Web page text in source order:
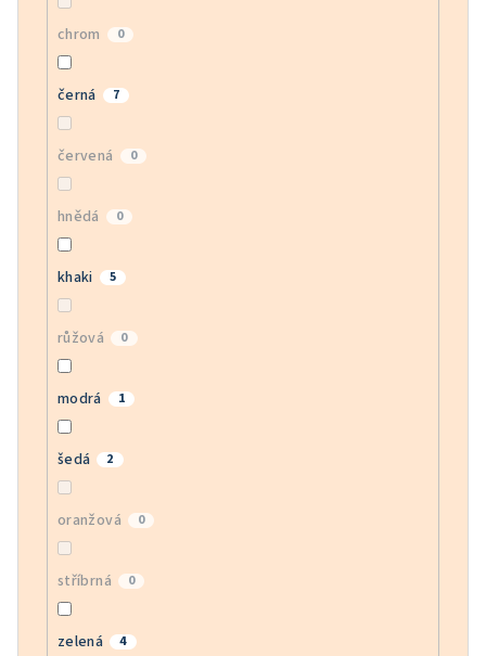
chrom 0
černá 7
červená 0
hnědá 0
khaki 5
růžová 0
modrá 1
šedá 2
oranžová 0
stříbrná 0
zelená 4